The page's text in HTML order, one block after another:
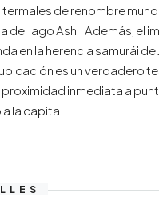
de renombre
lago Ashi. Además, el
en la herencia samurái
es un verdadero
inmediata a
a la capita